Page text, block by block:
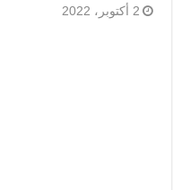
2 أكتوبر، 2022